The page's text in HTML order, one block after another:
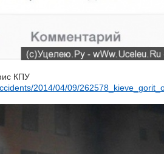
КПУ
2014/04/09/